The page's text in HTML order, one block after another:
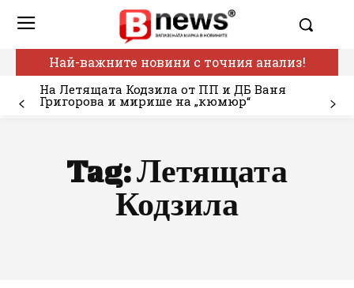
Най-важните новини с точния анализ!
На Летящата Кодзила от ПП и ДБ Ваня
Григорова и мирише на „кюмюр“
Tag:Летящата
Кодзила